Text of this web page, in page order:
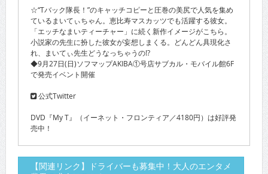
☆“Tバック隊長！”のキャッチコピーと圧巻の美尻で人気を集め
ているまいてぃちゃん。恵比寿マスカッツでも活躍する彼女。
「エッチなまいティーチャー」に続く新作イメージがこちら。
小説家の先生に扮した彼女が妄想しまくる。どんどん具現化さ
れ、まいてぃ先生どうなっちゃうの!?
◆9月27日(日)ソフマップAKIBA①号店サブカル・モバイル館6F
で発売イベント開催
公式Twitter
DVD『My T』（イーネット・フロンティア／4180円）は好評発
売中！
【関連リンク】ドライバーも募集中！大人のエンタメ